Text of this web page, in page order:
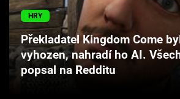
Cool Esport
Pořady
HRY
Překladatel Kingdom Come
vyhozen, nahradí ho AI.
popsal na Redditu